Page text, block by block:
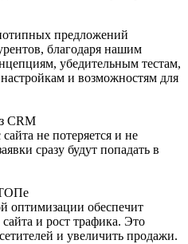
предложений
благодаря нашим
убедительным тестам,
и возможностям для
CRM
не потеряется и не
сразу будут попадать в
оптимизации обеспечит
и рост трафика. Это
и увеличить продажи.